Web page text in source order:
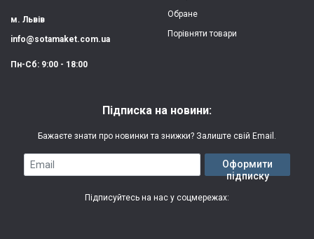
Якість:
яскрава, чітка
Особливості:
(вологостійкий, гнучкий)
Гарантія: 3 місяці
м. Львів
info@sotamaket.com.ua
Пн-Сб: 9:00 - 18:00
Обране
Порівняти товари
Підписка на новини:
Бажаєте знати про новинки та знижки? Залиште свій Email.
Email
Оформити
підписку
Підписуйтесь на нас у соцмережах: